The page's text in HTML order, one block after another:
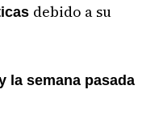
debido a su
la semana pasada